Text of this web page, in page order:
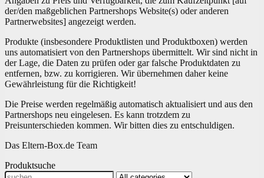
der/den maßgeblichen Partnershops Website(s) oder anderen
Partnerwebsites] angezeigt werden.
Produkte (insbesondere Produktlisten und Produktboxen) werden
uns automatisiert von den Partnershops übermittelt. Wir sind nicht in
der Lage, die Daten zu prüfen oder gar falsche Produktdaten zu
entfernen, bzw. zu korrigieren. Wir übernehmen daher keine
Gewährleistung für die Richtigkeit!
Die Preise werden regelmäßig automatisch aktualisiert und aus den
Partnershops neu eingelesen. Es kann trotzdem zu
Preisunterschieden kommen. Wir bitten dies zu entschuldigen.
Das Eltern-Box.de Team
Produktsuche
Search